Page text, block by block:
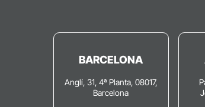
BARCELONA
Anglí, 31, 4ª Planta, 08017,
Barcelona